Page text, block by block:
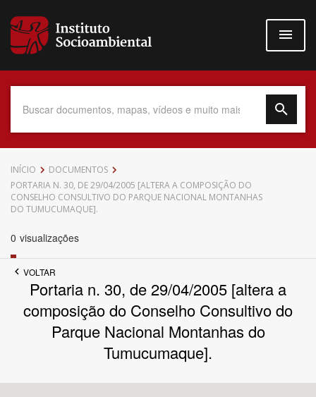
para
conteúdo
Data do Documento
Até
Povo Indígena
Tema
INÍCIO
DOCUMENTOS
PORTARIA N. 30, DE 29/04/2005 [ALTERA A COMPOSIÇÃO DO
CONSELHO CONSULTIVO DO PARQUE NACIONAL MONTANHAS
DO TUMUCUMAQUE].
0 visualizações
VOLTAR
Portaria n. 30, de 29/04/2005 [altera a
composição do Conselho Consultivo do
Parque Nacional Montanhas do
Tumucumaque].